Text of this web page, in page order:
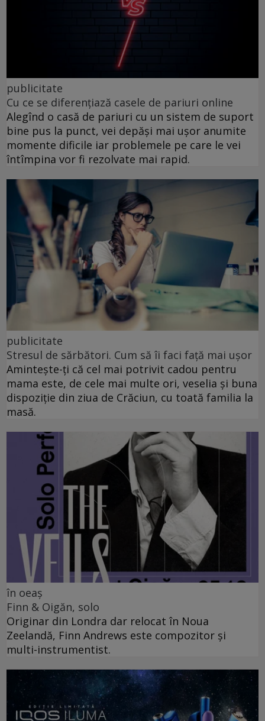
publicitate
Cu ce se diferențiază casele de pariuri online
Alegînd o casă de pariuri cu un sistem de suport
bine pus la punct, vei depăși mai ușor anumite
momente dificile iar problemele pe care le vei
întîmpina vor fi rezolvate mai rapid.
publicitate
Stresul de sărbători. Cum să îi faci față mai ușor
Amintește-ți că cel mai potrivit cadou pentru
mama este, de cele mai multe ori, veselia și buna
dispoziție din ziua de Crăciun, cu toată familia la
masă.
în oeaș
Finn & Oigăn, solo
Originar din Londra dar relocat în Noua
Zeelandă, Finn Andrews este compozitor și
multi-instrumentist.